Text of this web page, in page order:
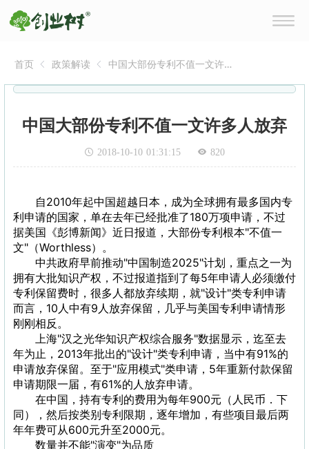
首页 政策解读
中国大部份专利不值一文许
中国大部份专利不值一文许多人放弃
2018-10-10 01:31:15 820
自2010年起中国超越日本，成为全球拥有最多国内专
利申请的国家，单在去年已经批准了180万项申请，不过
据美国《彭博新闻》近日报道，大部份专利根本"不值一
文"（Worthless）。
中共政府早前推动"中国制造2025"计划，重点之一为
拥有大批知识产权，不过报道指到了每5年申请人必须缴付
专利保留费时，很多人都放弃续期，就"设计"类专利申请
而言，10人中有9人放弃保留，几乎与美国专利申请情形
刚刚相反。
上海"汉之光华知识产权综合服务"数据显示，迄至去
年为止，2013年批出的"设计"类专利申请，当中有91%的
申请放弃保留。至于"应用模式"类申请，5年重新付款保留
申请期限一届，有61%的人放弃申请。
在中国，持有专利的费用为每年900元（人民币．下
同），然后按类别专利限期，逐年增加，有些项目最后两
年年费可从600元升至2000元。
数量并不能"演变"为品质